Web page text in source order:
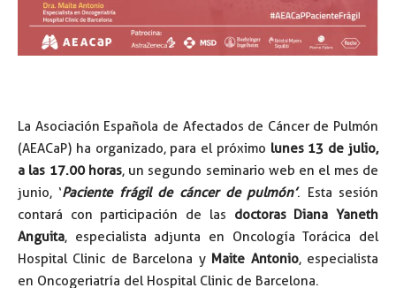
La Asociación Española de Afectados de Cáncer de Pulmón
(AEACaP) ha organizado, para el próximo lunes 13 de julio,
a las 17.00 horas, un segundo seminario web en el mes de
junio, ‘Paciente frágil de cáncer de pulmón’. Esta sesión
contará con participación de las doctoras Diana Yaneth
Anguita, especialista adjunta en Oncología Torácica del
Hospital Clinic de Barcelona y Maite Antonio, especialista
en Oncogeriatría del Hospital Clinic de Barcelona.